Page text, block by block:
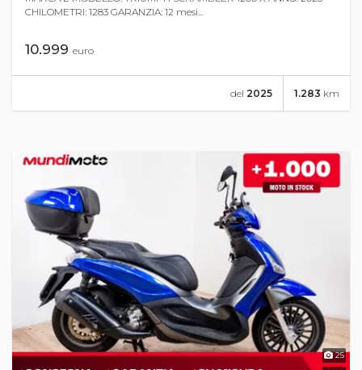
CHILOMETRI: 1283 GARANZIA: 12 mesi...
10.999 euro
1.283 km
del 2025
25